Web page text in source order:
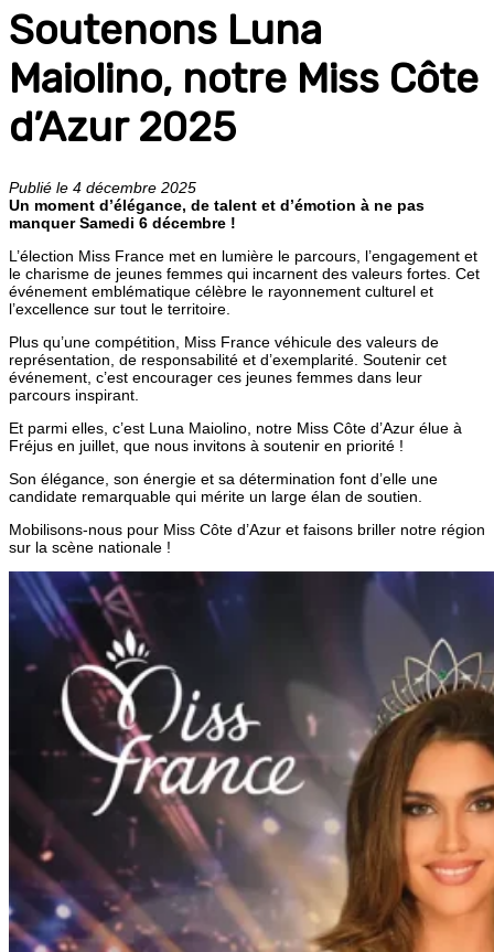
Soutenons Luna
Maiolino, notre Miss Côte
d’Azur 2025
Publié le 4 décembre 2025
Un moment d’élégance, de talent et d’émotion à ne pas
manquer Samedi 6 décembre !
L’élection Miss France met en lumière le parcours, l’engagement et
le charisme de jeunes femmes qui incarnent des valeurs fortes. Cet
événement emblématique célèbre le rayonnement culturel et
l’excellence sur tout le territoire.
Plus qu’une compétition, Miss France véhicule des valeurs de
représentation, de responsabilité et d’exemplarité. Soutenir cet
événement, c’est encourager ces jeunes femmes dans leur
parcours inspirant.
Et parmi elles, c’est Luna Maiolino, notre Miss Côte d’Azur élue à
Fréjus en juillet, que nous invitons à soutenir en priorité !
Son élégance, son énergie et sa détermination font d’elle une
candidate remarquable qui mérite un large élan de soutien.
Mobilisons-nous pour Miss Côte d’Azur et faisons briller notre région
sur la scène nationale !